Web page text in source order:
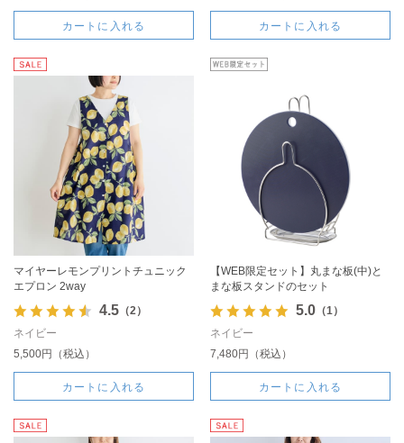
カートに入れる カートに入れる
マイヤーレモンプリントチュニック
エプロン 2way
4.5（2）
ネイビー
5,500円（税込）
カートに入れる
【WEB限定セット】丸まな板(中)と
まな板スタンドのセット
5.0（1）
ネイビー
7,480円（税込）
カートに入れる